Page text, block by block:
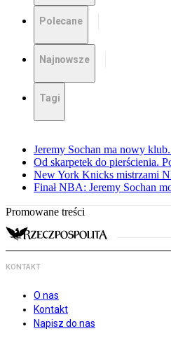
Polecane
Najnowsze
Tagi
Jeremy Sochan ma nowy
Od skarpetek do pierścienia.
New York Knicks mistrzami
Finał NBA: Jeremy Sochan
Promowane treści
KONTAKT
O nas
Kontakt
Napisz do nas